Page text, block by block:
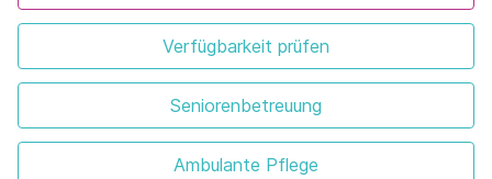
Verfügbarkeit prüfen
Seniorenbetreuung
Ambulante Pflege